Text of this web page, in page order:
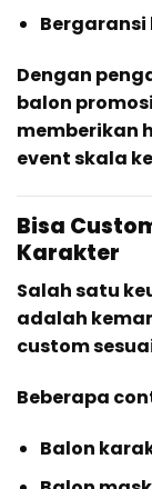
Dengan
balon
memberikan
event skala
Bisa
Karakter
Salah satu
adalah
custom
Beberapa
Balon